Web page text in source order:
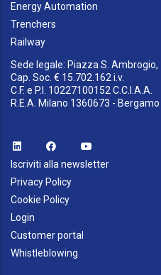
Energy Automation
Trenchers
Railway
Sede legale: Piazza S. Ambrogio,
Cap. Soc. € 15.702.162 i.v.
C.F. e P.I. 10227100152 C.C.I.A.A.
R.E.A. Milano 1360673 -
Iscriviti alla newsletter
Privacy Policy
Cookie Policy
Login
Customer portal
Whistleblowing